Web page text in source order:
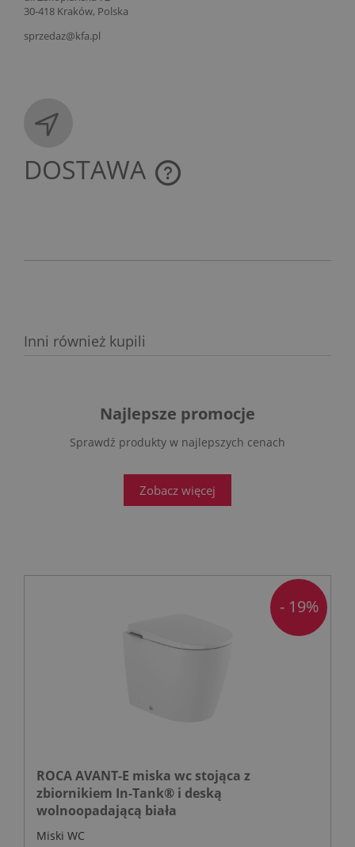
30-418 Kraków, Polska
sprzedaz@kfa.pl
DOSTAWA
CENA NIE ZAWIERA EWENTUALNYCH KOSZTÓW
Inni również kupili
Najlepsze promocje
Sprawdź produkty w najlepszych cenach
Zobacz więcej
ROCA AVANT-E miska wc stojąca z
zbiornikiem In-Tank® i deską
wolnoopadającą biała
Miski WC
- 19%